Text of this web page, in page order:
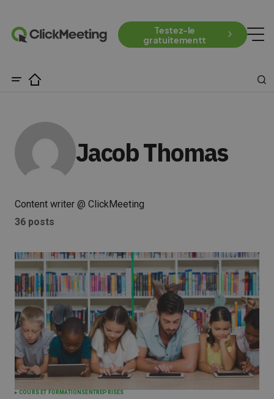
Testez-le
gratuitementt
Jacob Thomas
Content writer @ ClickMeeting
36 posts
COURS ET FORMATIONS ENTREPRISES